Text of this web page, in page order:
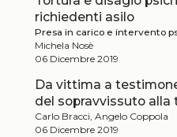
richiedenti asilo
Presa in carico e intervento
Michela Nosè
06 Dicembre 2019
Da vittima a
del sopravvissuto alla
Carlo Bracci, Angelo Coppola
06 Dicembre 2019